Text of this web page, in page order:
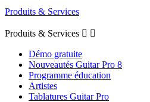
Produits & Services
Produits & Services  
Démo gratuite
Nouveautés Guitar Pro 8
Programme éducation
Artistes
Tablatures Guitar Pro